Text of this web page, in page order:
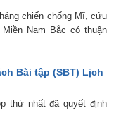
chiến chống Mĩ, cứu
Nam Bắc có thuận
Bài tập (SBT) Lịch
thứ nhất đã quyết định